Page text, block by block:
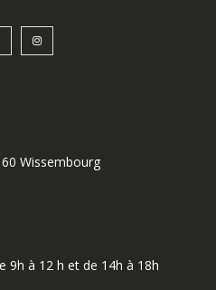
Wissembourg
9h à 12 h et de 14h à 18h